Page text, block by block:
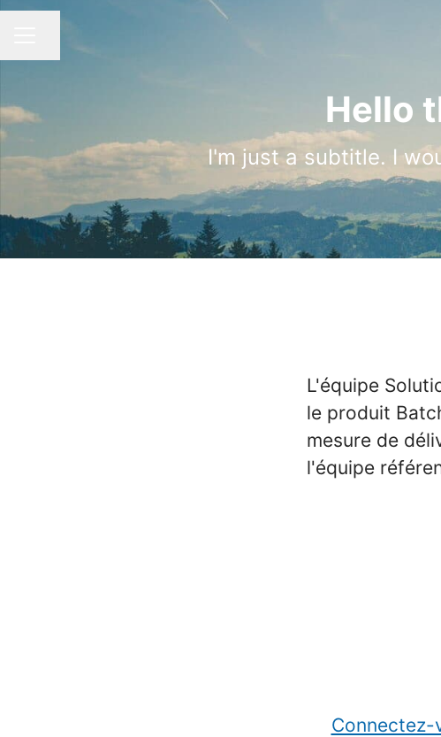
Partager la page
Hello
I'm just a subtitle. I
L'équipe
le produit
mesure de
l'équipe
Connectez-